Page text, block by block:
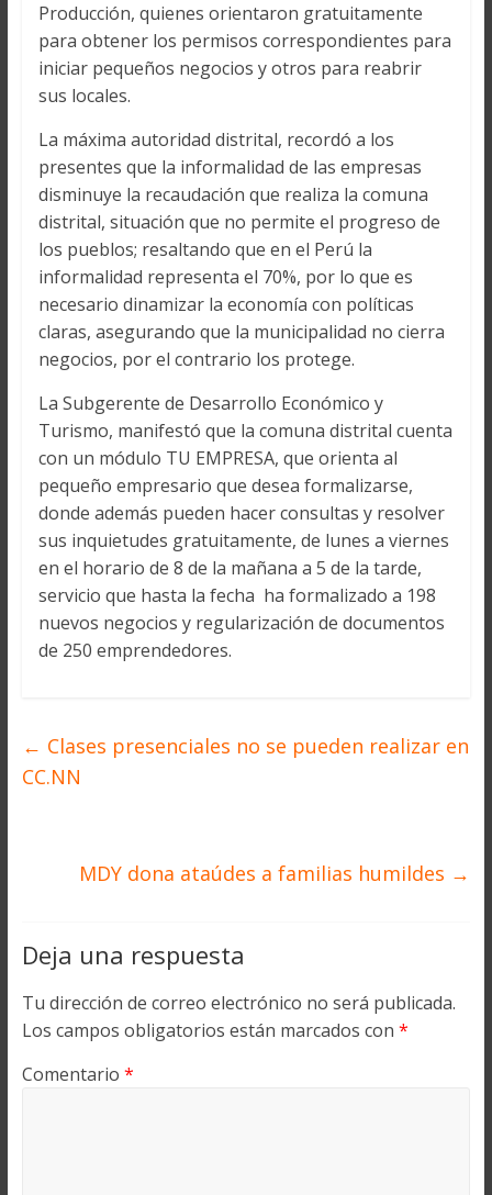
Producción, quienes orientaron gratuitamente
para obtener los permisos correspondientes para
iniciar pequeños negocios y otros para reabrir
sus locales.
La máxima autoridad distrital, recordó a los
presentes que la informalidad de las empresas
disminuye la recaudación que realiza la comuna
distrital, situación que no permite el progreso de
los pueblos; resaltando que en el Perú la
informalidad representa el 70%, por lo que es
necesario dinamizar la economía con políticas
claras, asegurando que la municipalidad no cierra
negocios, por el contrario los protege.
La Subgerente de Desarrollo Económico y
Turismo, manifestó que la comuna distrital cuenta
con un módulo TU EMPRESA, que orienta al
pequeño empresario que desea formalizarse,
donde además pueden hacer consultas y resolver
sus inquietudes gratuitamente, de lunes a viernes
en el horario de 8 de la mañana a 5 de la tarde,
servicio que hasta la fecha ha formalizado a 198
nuevos negocios y regularización de documentos
de 250 emprendedores.
← Clases presenciales no se pueden realizar en
CC.NN
MDY dona ataúdes a familias humildes →
Deja una respuesta
Tu dirección de correo electrónico no será publicada.
Los campos obligatorios están marcados con *
Comentario *